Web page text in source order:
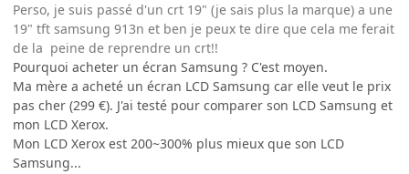
Perso, je suis passé d'un crt 19" (je sais plus la marque) a une
19" tft samsung 913n et ben je peux te dire que cela me ferait
de la peine de reprendre un crt!!
Pourquoi acheter un écran Samsung ? C'est moyen.
Ma mère a acheté un écran LCD Samsung car elle veut le prix
pas cher (299 €). J'ai testé pour comparer son LCD Samsung et
mon LCD Xerox.
Mon LCD Xerox est 200~300% plus mieux que son LCD
Samsung...